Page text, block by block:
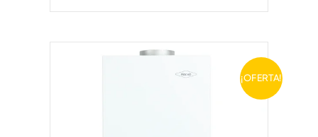
¡OFERTA!